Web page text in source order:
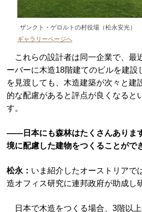
ザンクト・ゲロルトの村役場（松永安光）
ギャラリーページへ
これらの設計者は同一企業で、最
ーバーに木造18階建てのビルを建設
を見渡しても、木造建築が次々と建
的な配慮があると評点が良くなると
す。
――日本にも森林はたくさんありま
境に配慮した建物をつくることがで
松永： いま紹介したオーストリアで
造オフィス研究に連邦政府が助成し
日本で木造をつくる場合、3階以上